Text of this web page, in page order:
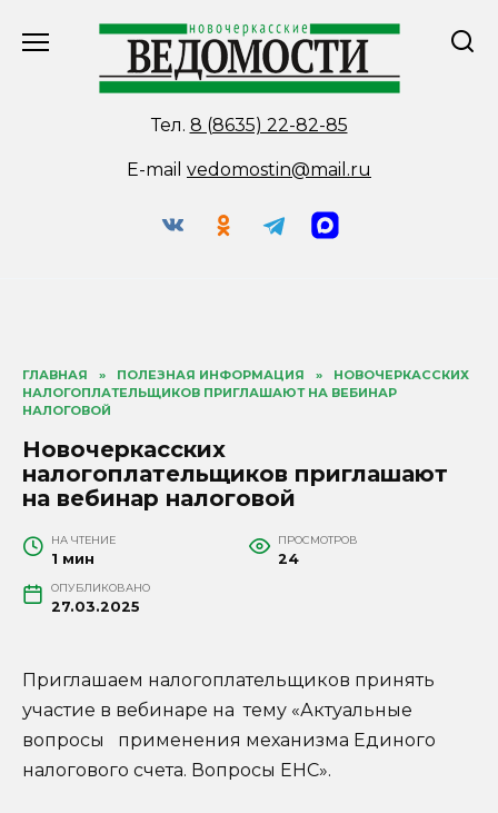
Тел. 8 (8635) 22-82-85
E-mail vedomostin@mail.ru
ГЛАВНАЯ » ПОЛЕЗНАЯ ИНФОРМАЦИЯ »
НОВОЧЕРКАССКИХ
НАЛОГОПЛАТЕЛЬЩИКОВ ПРИГЛАШАЮТ НА ВЕБИНАР
НАЛОГОВОЙ
Новочеркасских
налогоплательщиков приглашают
на вебинар налоговой
НА ЧТЕНИЕ
1 мин
ПРОСМОТРОВ
24
ОПУБЛИКОВАНО
27.03.2025
Приглашаем налогоплательщиков принять
участие в вебинаре на тему «Актуальные
вопросы применения механизма Единого
налогового счета. Вопросы ЕНС».